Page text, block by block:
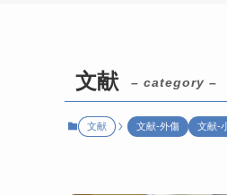
文献 – category –
文献 文献-外傷 文献-